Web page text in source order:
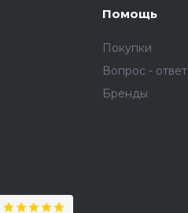
Помощь
Покупки
Вопрос - ответ
Бренды